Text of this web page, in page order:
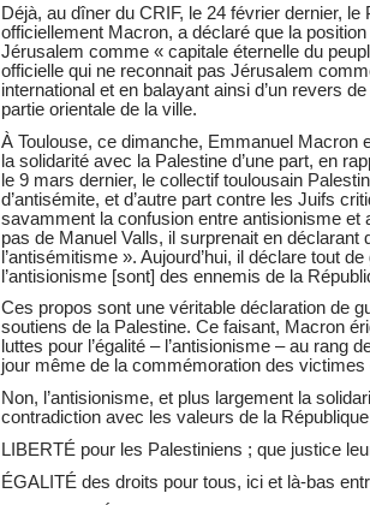
Déjà, au dîner du CRIF, le 24 février dernier,
officiellement Macron, a déclaré que la
Jérusalem comme « capitale éternelle du
officielle qui ne reconnait pas Jérusalem
international et en balayant ainsi d’un revers
partie orientale de la ville.
À Toulouse, ce dimanche, Emmanuel Macron
la solidarité avec la Palestine d’une part, en
le 9 mars dernier, le collectif toulousain
d’antisémite, et d’autre part contre les Juifs
savamment la confusion entre antisionisme et
pas de Manuel Valls, il surprenait en déclarant
l’antisémitisme ». Aujourd’hui, il déclare tout
l’antisionisme [sont] des ennemis de la
Ces propos sont une véritable déclaration de
soutiens de la Palestine. Ce faisant, Macron
luttes pour l’égalité – l’antisionisme – au rang
jour même de la commémoration des victimes
Non, l’antisionisme, et plus largement la
contradiction avec les valeurs de la
LIBERTÉ pour les Palestiniens ; que justice
ÉGALITÉ des droits pour tous, ici et là-bas